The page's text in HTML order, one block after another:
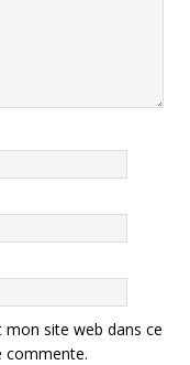
site web dans ce
commente.